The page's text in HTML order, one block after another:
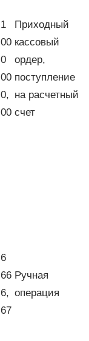
1
00
0
00
0,
00
Приходный
кассовый
ордер,
поступление
на расчетный
счет
6
66
6,
67
Ручная
операция